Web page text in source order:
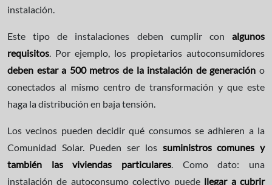
instalación.
Este tipo de instalaciones deben cumplir con algunos
requisitos . Por ejemplo, los propietarios autoconsumidores
deben estar a 500 metros de la instalación de generación o
conectados al mismo centro de transformación y que este
haga la distribución en baja tensión.
Los vecinos pueden decidir qué consumos se adhieren a la
Comunidad Solar. Pueden ser los suministros comunes y
también las viviendas particulares . Como dato: una
instalación de autoconsumo colectivo puede llegar a cubrir